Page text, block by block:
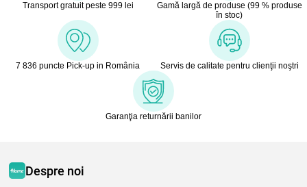
Transport gratuit peste 999 lei
Gamă largă de produse (99 % produse
în stoc)
7 836 puncte Pick-up in România Servis de calitate pentru clienţii noştri
Garanţia returnării banilor
Despre noi